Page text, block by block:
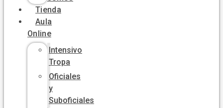
Tienda
Aula
Online
Intensivo
Tropa
Oficiales
y
Suboficiales